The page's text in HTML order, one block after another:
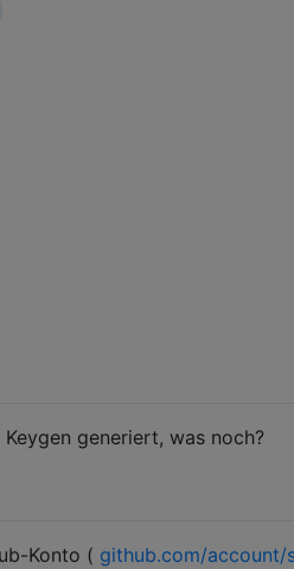
generiert, was noch?
Konto ( github.com/account/